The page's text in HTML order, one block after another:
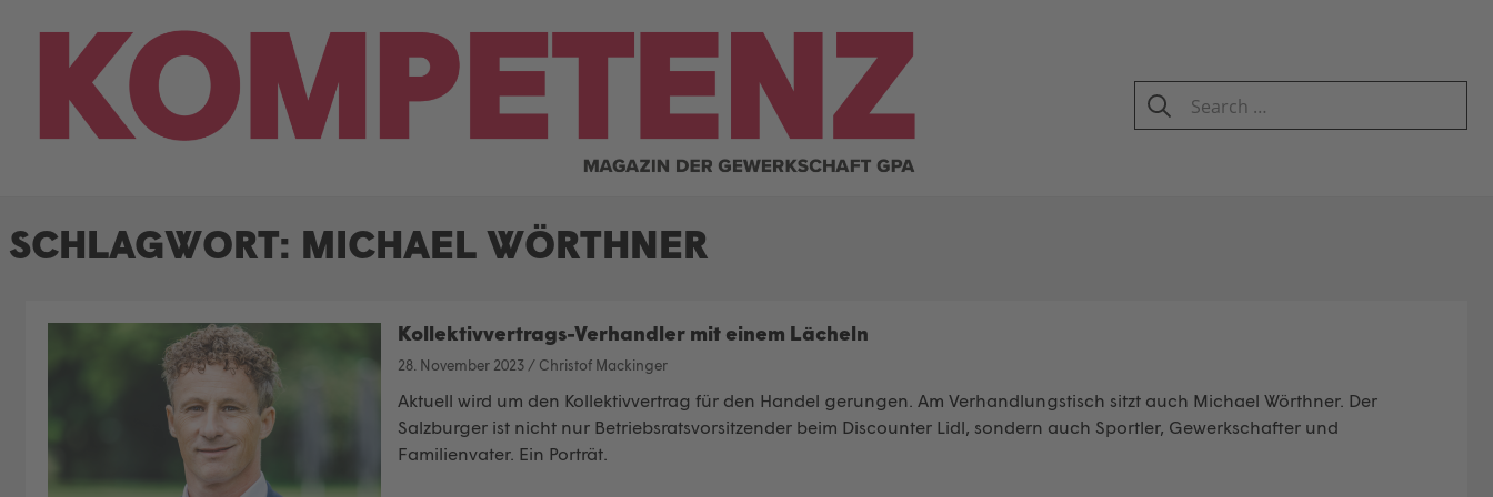
SEARCH
Search
for:
SCHLAGWORT: MICHAEL WÖRTHNER
Kollektivvertrags-Verhandler mit einem Lächeln
28. November 2023 / Christof Mackinger
Aktuell wird um den Kollektivvertrag für den Handel gerungen. Am Verhandlungstisch sitzt auch Michael Wörthner. Der
Salzburger ist nicht nur Betriebsratsvorsitzender beim Discounter Lidl, sondern auch Sportler, Gewerkschafter und
Familienvater. Ein Porträt.